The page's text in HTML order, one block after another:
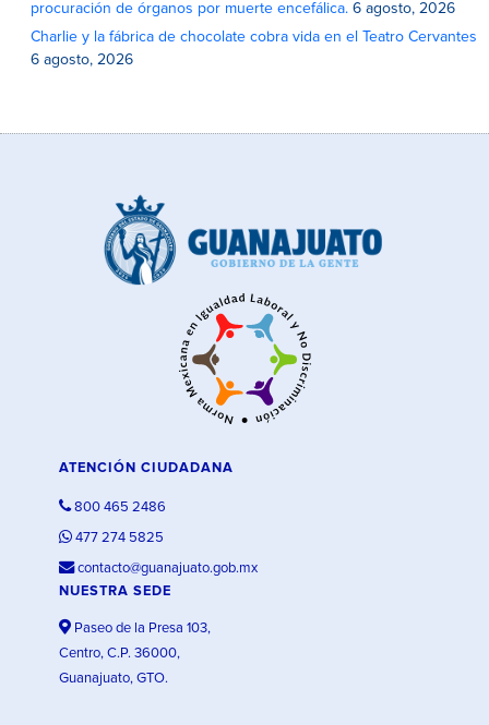
procuración de órganos por muerte encefálica. 6 agosto, 2026
Charlie y la fábrica de chocolate cobra vida en el Teatro Cervantes
6 agosto, 2026
ATENCIÓN CIUDADANA
800 465 2486
477 274 5825
contacto@guanajuato.gob.mx
NUESTRA SEDE
Paseo de la Presa 103,
Centro, C.P. 36000,
Guanajuato, GTO.